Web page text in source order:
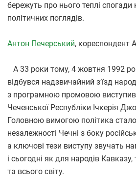
бережуть про нього теплі спогади
політичних поглядів.
Антон Печерський, кореспондент
А 33 роки тому, 4 жовтня 1992
відбувся надзвичайний з’їзд
з програмною промовою
Чеченської Республіки Ічкерія
Головною вимогою політика
незалежності Чечні з боку
а ключові тези виступу звучать
і сьогодні як для народів Кавказу,
та всього світу.